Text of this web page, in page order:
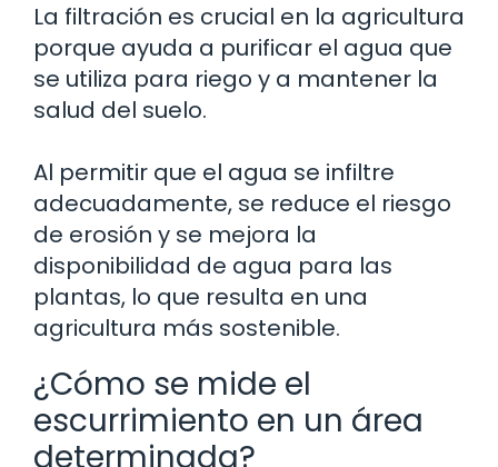
La filtración es crucial en la agricultura
porque ayuda a purificar el agua que
se utiliza para riego y a mantener la
salud del suelo.
Al permitir que el agua se infiltre
adecuadamente, se reduce el riesgo
de erosión y se mejora la
disponibilidad de agua para las
plantas, lo que resulta en una
agricultura más sostenible.
¿Cómo se mide el
escurrimiento en un área
determinada?